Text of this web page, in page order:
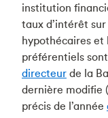
institution
taux d’intérêt
hypothécaires et
préférentiels
directeur de la
dernière modifie
précis de l’année